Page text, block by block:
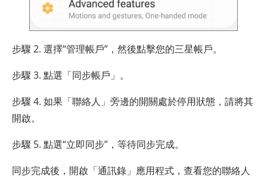
步驟 2. 選擇“管理帳戶”，然後點擊您的三星帳戶。
步驟 3. 點選「同步帳戶」。
步驟 4. 如果「聯絡人」旁邊的開關處於停用狀態，請將其
開啟。
步驟 5. 點選“立即同步”，等待同步完成。
同步完成後，開啟「通訊錄」應用程式，查看您的聯絡人